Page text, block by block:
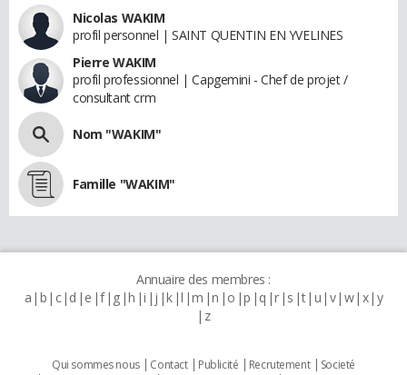
Nicolas WAKIM
profil personnel | SAINT QUENTIN EN YVELINES
Pierre WAKIM
profil professionnel | Capgemini - Chef de projet /
consultant crm
Nom "WAKIM"
Famille "WAKIM"
Annuaire des membres :
a b c d e f g h i j k l m n o p q r s t u v w x y
z
Qui sommes nous Contact Publicité Recrutement
Societé